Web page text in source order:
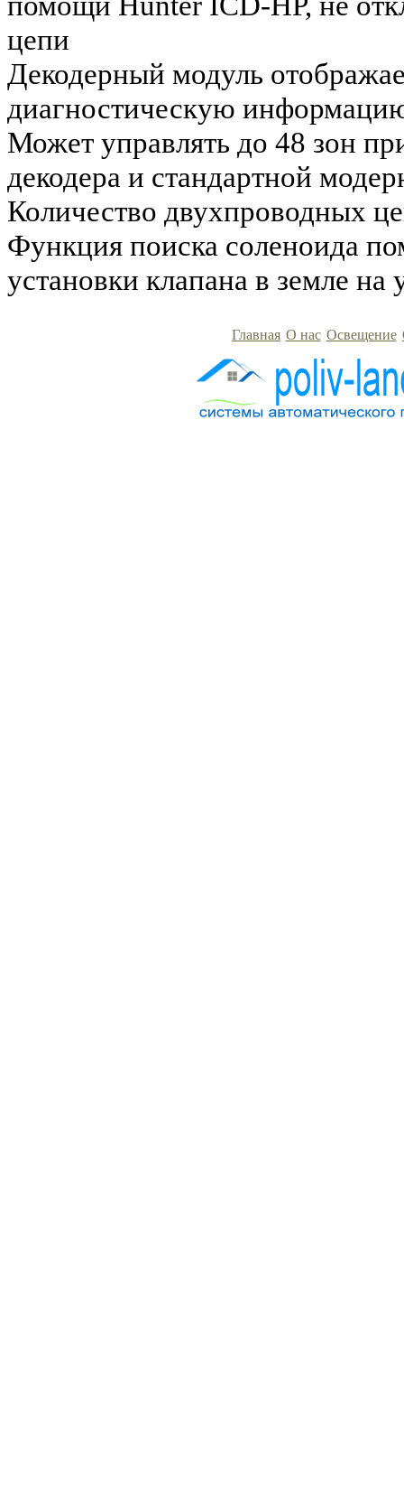
цепи
Декодерный модуль
диагностическую
Может управлять до 48 зон
декодера и стандартной
Количество двухпроводных
Функция поиска соленоида
установки клапана в земле на
Главная О нас Освещение